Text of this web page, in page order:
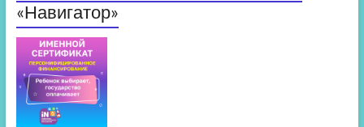
«Навигатор»